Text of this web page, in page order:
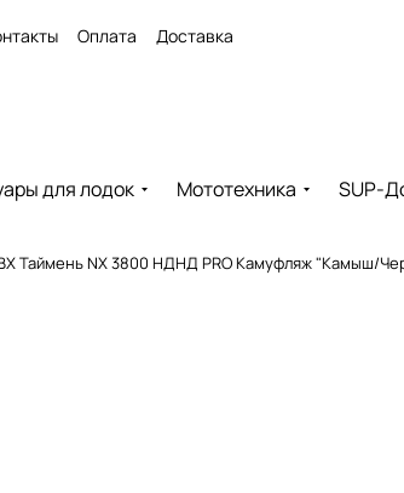
Оплата Доставка
для лодок Мототехника SUP-
Таймень NX 3800 НДНД PRO Камуфляж "Камыш/